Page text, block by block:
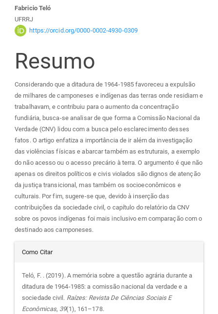
Conteúdo
do
artigo
principal
Fabricio Teló
UFRRJ
https://orcid.org/0000-0002-4930-0309
Resumo
Considerando que a ditadura de 1964-1985 favoreceu a expulsão
de milhares de camponeses e indígenas das terras onde residiam e
trabalhavam, e contribuiu para o aumento da concentração
fundiária, busca-se analisar de que forma a Comissão Nacional da
Verdade (CNV) lidou com a busca pelo esclarecimento desses
fatos. O artigo enfatiza a importância de ir além da investigação
das violências físicas e abarcar também as estruturais, a exemplo
do não acesso ou o acesso precário à terra. O argumento é que não
apenas os direitos políticos e civis violados são dignos de atenção
da justiça transicional, mas também os socioeconômicos e
culturais. Por fim, sugere-se que, devido à inserção das
contribuições da sociedade civil, o capítulo do relatório da CNV
sobre os povos indígenas foi mais inclusivo em comparação com o
destinado aos camponeses.
Detalhes
do
artigo
Como Citar
Teló, F. . (2019). A memória sobre a questão agrária durante a
ditadura de 1964-1985: a comissão nacional da verdade e a
sociedade civil. Raízes: Revista De Ciências Sociais E
Econômicas, 39(1), 161–178.